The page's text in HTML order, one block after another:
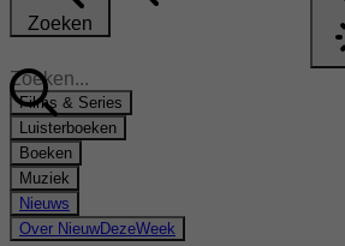
Zoeken
Films & Series
Luisterboeken
Boeken
Muziek
Nieuws
Over NieuwDezeWeek